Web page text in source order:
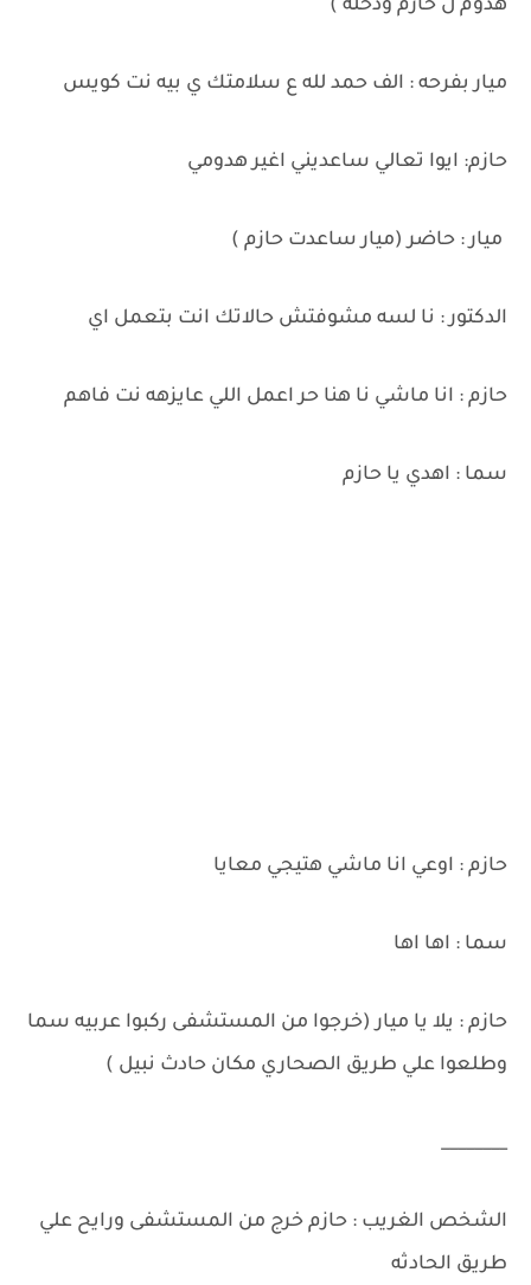
هدوم ل حازم ودخله )
ميار بفرحه : الف حمد لله ع سلامتك ي بيه نت كويس
حازم: ايوا تعالي ساعديني اغير هدومي
ميار : حاضر (ميار ساعدت حازم )
الدكتور : نا لسه مشوفتش حالاتك انت بتعمل اي
حازم : انا ماشي نا هنا حر اعمل اللي عايزهه نت فاهم
سما : اهدي يا حازم
حازم : اوعي انا ماشي هتيجي معايا
سما : اها اها
حازم : يلا يا ميار (خرجوا من المستشفى ركبوا عربيه سما
وطلعوا علي طريق الصحاري مكان حادث نبيل )
________
الشخص الغريب : حازم خرج من المستشفى ورايح علي
طريق الحادثه